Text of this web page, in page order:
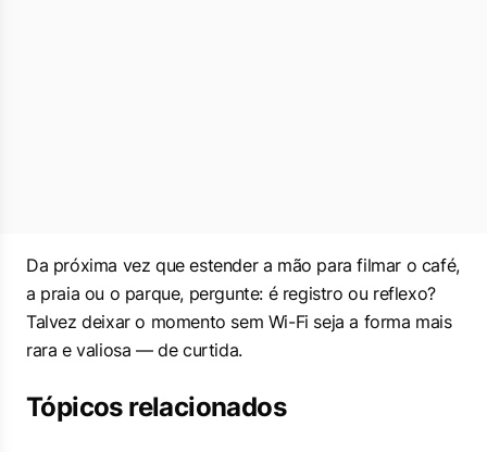
Da próxima vez que estender a mão para filmar o café,
a praia ou o parque, pergunte: é registro ou reflexo?
Talvez deixar o momento sem Wi-Fi seja a forma mais
rara e valiosa — de curtida.
Tópicos relacionados